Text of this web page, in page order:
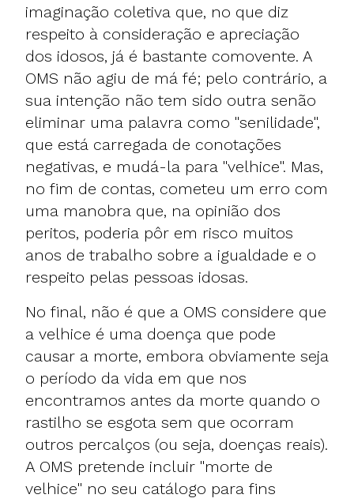
imaginação coletiva que, no que diz
respeito à consideração e apreciação
dos idosos, já é bastante comovente. A
OMS não agiu de má fé; pelo contrário, a
sua intenção não tem sido outra senão
eliminar uma palavra como "senilidade",
que está carregada de conotações
negativas, e mudá-la para "velhice". Mas,
no fim de contas, cometeu um erro com
uma manobra que, na opinião dos
peritos, poderia pôr em risco muitos
anos de trabalho sobre a igualdade e o
respeito pelas pessoas idosas.
No final, não é que a OMS considere que
a velhice é uma doença que pode
causar a morte, embora obviamente seja
o período da vida em que nos
encontramos antes da morte quando o
rastilho se esgota sem que ocorram
outros percalços (ou seja, doenças reais).
A OMS pretende incluir "morte de
velhice" no seu catálogo para fins